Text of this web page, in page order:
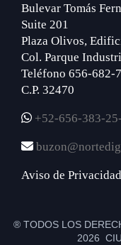
Bulevar Tomás
Suite 201
Plaza Olivos,
Col. Parque
Teléfono 656-682-
C.P. 32470
+52-656-383-
Aviso de Privacidad
® TODOS LOS
2026